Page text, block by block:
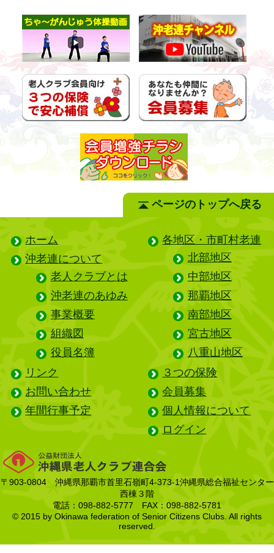
ページのトップへ戻る
ホーム
沖老連について
老人クラブとは
沖老連のあゆみ
事業概要
組織図
役員名簿
各地区・市町村老連
北部地区
中部地区
那覇地区
南部地区
宮古地区
八重山地区
リンク
お問い合わせ
年間行事予定
３つの保険
会員募集
個人情報について
ログイン
〒903-0804 沖縄県那覇市首里石嶺町4-373-1沖縄県総合福祉センター
西棟３階
電話：098-882-5777 FAX：098-882-5781
© 2015 by Okinawa federation of Senior Citizens Clubs. All rights
reserved.